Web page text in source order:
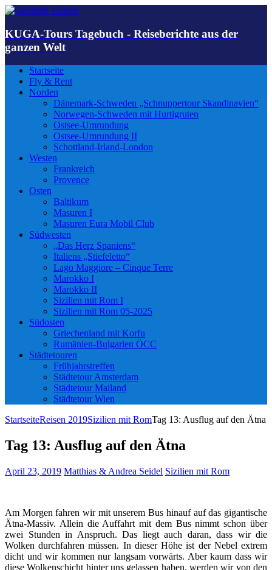
KUGA-Tours Tagebuch - Reiseberichte aus der
ganzen Welt
Startseite
Fly & Rent
Norden
Dänemark-Schweden „Schnuppertour Skandinavien“
Norwegen-Schweden mit Hurtigruten
Ostsee-Umrundung
Ostsee-Umrundung II
Schottland-Irland-London
Westen
Frankreich
Provence
Osten
Baltikum
Masuren I
Masuren Eura Mobil Club
Südwesten
„Das Herz Spaniens“
Italiens „Stiefeletto“
Lago Maggiore – Cinque Terre
Marokko I
Marokko II
Sizilien mit Rom I
Sizilien mit Rom 05-2025
Südosten
Griechenland mit Korfu
Rumänien-Bulgarien ÖCC
Städtetouren
Frühjahrstreffen
Städtetour Amsterdam
Städtetour Mailand
Städtetour Wien
StartseiteReisen 2019Sizilien mit RomTag 13: Ausflug auf den Ätna
Tag 13: Ausflug auf den Ätna
April 23, 2019 Matthias & Andrea Seidel Sizilien mit Rom
Am Morgen fahren wir mit unserem Bus hinauf auf das gigantische
Ätna-Massiv. Allein die Auffahrt mit dem Bus nimmt schon über
zwei Stunden in Anspruch. Das liegt auch daran, dass wir die
Wolken durchfahren müssen. In dieser Höhe ist der Nebel extrem
dicht und wir kommen nur langsam vorwärts. Aber kaum dass wir
diese Wolkenschicht hinter uns gelassen haben, werden wir von den